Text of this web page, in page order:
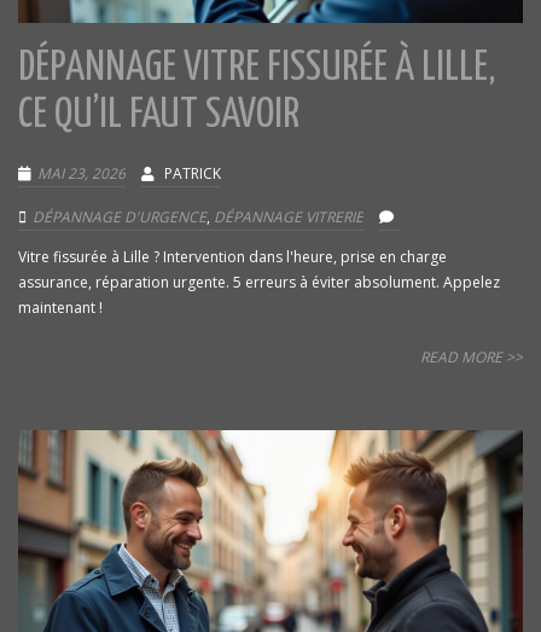
DÉPANNAGE VITRE FISSURÉE À LILLE,
CE QU’IL FAUT SAVOIR
MAI 23, 2026 PATRICK
DÉPANNAGE D'URGENCE, DÉPANNAGE VITRERIE
Vitre fissurée à Lille ? Intervention dans l'heure, prise en charge
assurance, réparation urgente. 5 erreurs à éviter absolument. Appelez
maintenant !
READ MORE >>